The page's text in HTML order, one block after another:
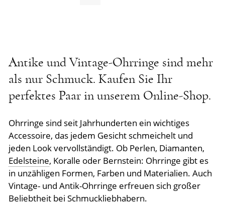
Antike und Vintage-Ohrringe sind mehr
als nur Schmuck. Kaufen Sie Ihr
perfektes Paar in unserem Online-Shop.
Ohrringe sind seit Jahrhunderten ein wichtiges
Accessoire, das jedem Gesicht schmeichelt und
jeden Look vervollständigt. Ob Perlen, Diamanten,
Edelsteine, Koralle oder Bernstein: Ohrringe gibt es
in unzähligen Formen, Farben und Materialien. Auch
Vintage- und Antik-Ohrringe erfreuen sich großer
Beliebtheit bei Schmuckliebhabern.